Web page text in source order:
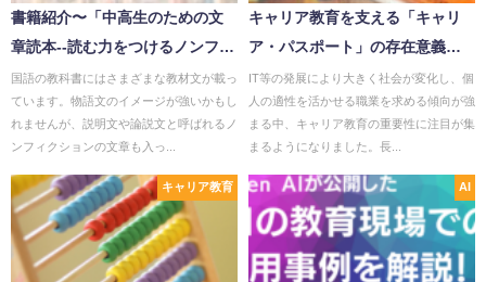
書籍紹介〜「中高生のための文
章読本--読む力をつけるノンフィ
クション選」
国語の教科書にはさまざまな教材文が載っ
ています。物語文のイメージが強いかもし
れませんが、説明文や論説文と呼ばれるノ
ンフィクションの文章も入っ...
キャリア教育を支える「キャリ
ア・パスポート」の存在意義と
は？
IT等の発展により大きく社会が変化し、個
人の適性を活かせる職業を求める傾向が強
まる中、キャリア教育の重要性に注目が集
まるようになりました。長...
キャリア教育 AI